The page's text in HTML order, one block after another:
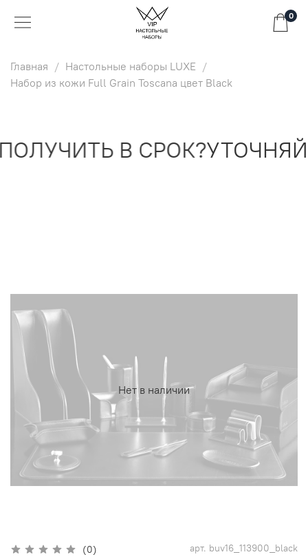
0
Главная
Настольные наборы LUXE
Набор из кожи Full Grain Toscana цвет Black
В СРОК?
Нет в наличии
(0) арт. buv16_113900_black